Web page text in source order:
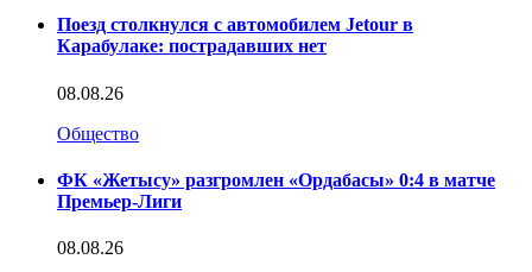
Поезд столкнулся с автомобилем Jetour в
Карабулаке: пострадавших нет
08.08.26
Общество
ФК «Жетысу» разгромлен «Ордабасы» 0:4 в матче
Премьер-Лиги
08.08.26